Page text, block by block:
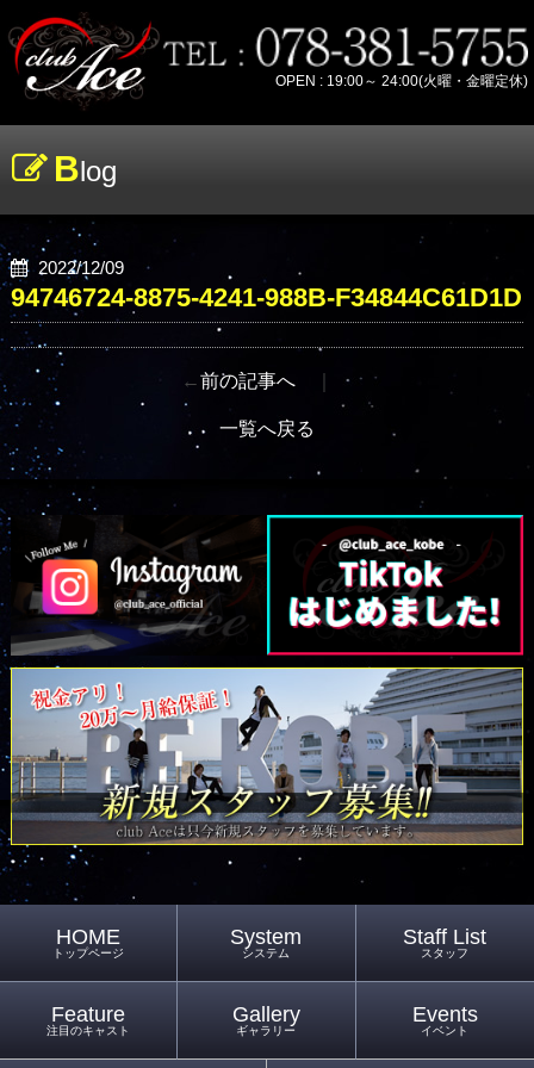
OPEN : 19:00～ 24:00(火曜・金曜定休)
Blog
2022/12/09
94746724-8875-4241-988B-F34844C61D1D
←前の記事へ ｜
一覧へ戻る
HOME
トップページ
System
システム
Staff List
スタッフ
Feature
注目のキャスト
Gallery
ギャラリー
Events
イベント